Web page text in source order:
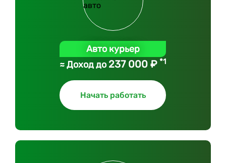
Авто курьер
≈ Доход до237 000 ₽ *1
Начать работать